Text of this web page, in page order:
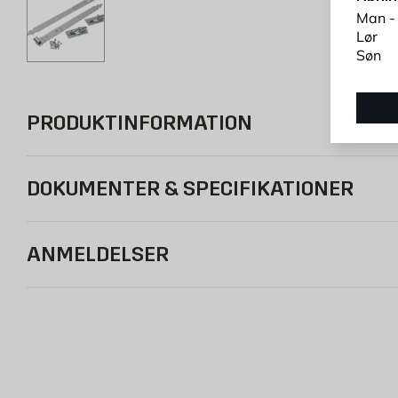
Man -
Lør
Søn
PRODUKTINFORMATION
DOKUMENTER & SPECIFIKATIONER
ANMELDELSER